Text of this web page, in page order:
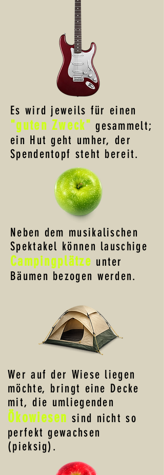
Es wird jeweils für einen
"guten Zweck" gesammelt;
ein Hut geht umher, der
Spendentopf steht bereit.
Neben dem musikalischen
Spektakel können lauschige
Campingplätze unter
Bäumen bezogen werden.
Wer auf der Wiese liegen
möchte, bringt eine Decke
mit, die umliegenden
Ökowiesen sind nicht so
perfekt gewachsen
(pieksig).